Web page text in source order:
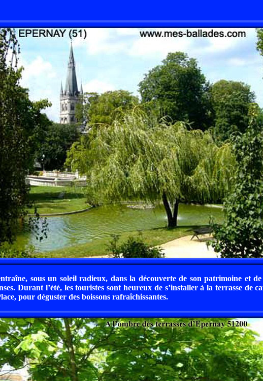
sous un soleil radieux, dans la découverte de son patrimoine et de
Durant l’été, les touristes sont heureux de s’installer à la terrasse de
pour déguster des boissons rafraîchissantes.